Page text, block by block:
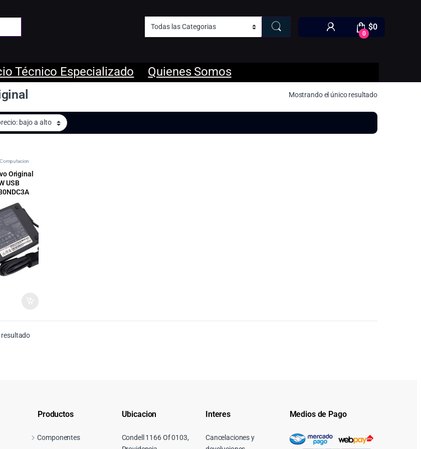
0
$0
Técnico Especializado Quienes Somos
Mostrando el único resultado
Computacion
Original
USB
resultado
Productos
Componentes
Ubicacion
Condell 1166 Of 0103,
Interes
Cancelaciones y
Medios de Pago